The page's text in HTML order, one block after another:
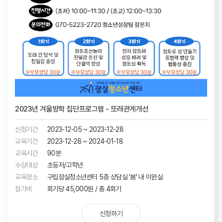
2023년 겨울방학 집단프로그램 - 또래관계개선
신청기간
2023-12-05 ~ 2023-12-28
교육기간
2023-12-28 ~ 2024-01-18
교육시간
90분
수강대상
초등저/고학년
교육장소
구립잠실청소년센터 5층 상담실 '봄' 내 이완실
참가비
회기당 45,000원 / 총 4회기
신청하기